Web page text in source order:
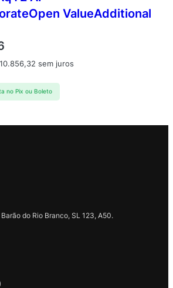
ValueAdditional
10.856,32 sem juros
no Pix ou Boleto
Barão do Rio Branco, SL 123, A50.